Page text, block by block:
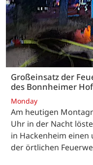
Großeinsatz der
des Bonnheimer
Monday
Am heutigen
Uhr in der Nacht
in Hackenheim
der örtlichen